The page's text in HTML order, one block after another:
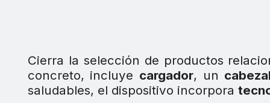
Cierra la selección de productos
concreto, incluye cargador, un
saludables, el dispositivo incorpora